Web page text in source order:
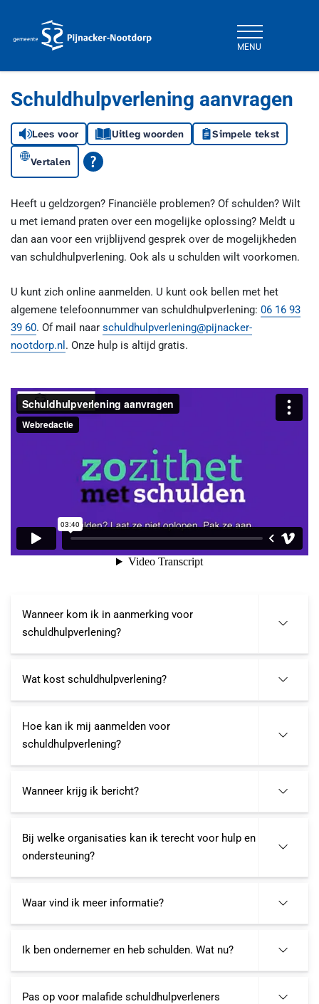
MENU
Schuldhulpverlening aanvragen
Lees voor Uitleg woorden Simpele tekst
Vertalen
Heeft u geldzorgen? Financiële problemen? Of schulden? Wilt
u met iemand praten over een mogelijke oplossing? Meldt u
dan aan voor een vrijblijvend gesprek over de mogelijkheden
van schuldhulpverlening. Ook als u schulden wilt voorkomen.
U kunt zich online aanmelden. U kunt ook bellen met het
algemene telefoonnummer van schuldhulpverlening: 06 16 93
39 60. Of mail naar schuldhulpverlening@pijnacker-
nootdorp.nl . Onze hulp is altijd gratis.
Wanneer kom ik in aanmerking voor
schuldhulpverlening?
Wat kost schuldhulpverlening?
Hoe kan ik mij aanmelden voor
schuldhulpverlening?
Wanneer krijg ik bericht?
Bij welke organisaties kan ik terecht voor hulp en
ondersteuning?
Waar vind ik meer informatie?
Ik ben ondernemer en heb schulden. Wat nu?
Pas op voor malafide schuldhulpverleners